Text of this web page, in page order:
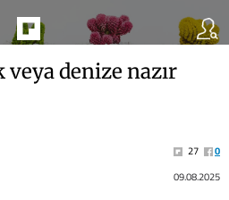
veya denize nazır
27
0
09.08.2025